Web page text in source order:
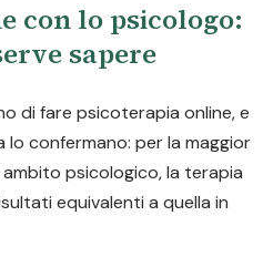
con lo psicologo:
sapere
di fare psicoterapia online, e
confermano: per la maggior
psicologico, la terapia
equivalenti a quella in